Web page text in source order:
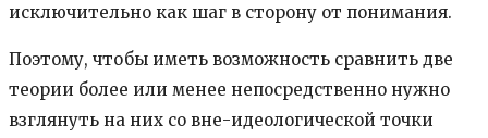
исключительно как шаг в сторону от понимания.
Поэтому, чтобы иметь возможность сравнить две
теории более или менее непосредственно нужно
взглянуть на них со вне-идеологической точки